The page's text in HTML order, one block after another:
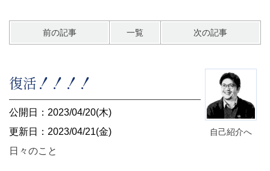
前の記事 一覧 次の記事
自己紹介へ
復活！！！！
公開日：2023/04/20(木)
更新日：2023/04/21(金)
日々のこと